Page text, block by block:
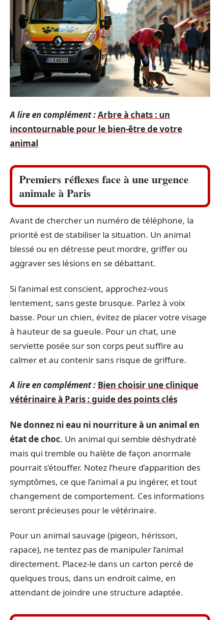
A lire en complément :Arbre à chats : un
incontournable pour le bien-être de votre
animal
Premiers réflexes face à une urgence
animale à Paris
Avant de chercher un numéro de téléphone, la
priorité est de stabiliser la situation. Un animal
blessé ou en détresse peut mordre, griffer ou
aggraver ses lésions en se débattant.
Si l’animal est conscient, approchez-vous
lentement, sans geste brusque. Parlez à voix
basse. Pour un chien, évitez de placer votre visage
à hauteur de sa gueule. Pour un chat, une
serviette posée sur son corps peut suffire au
calmer et au contenir sans risque de griffure.
A lire en complément : Bien choisir une clinique
vétérinaire à Paris : guide des points clés
Ne donnez ni eau ni nourriture à un animal en
état de choc. Un animal qui semble déshydraté
mais qui tremble ou halète de façon anormale
pourrait s’étouffer. Notez l’heure d’apparition des
symptômes, ce que l’animal a pu ingérer, et tout
changement de comportement. Ces informations
seront précieuses pour le vétérinaire.
Pour un animal sauvage (pigeon, hérisson,
rapace), ne tentez pas de manipuler l’animal
directement. Placez-le dans un carton percé de
quelques trous, dans un endroit calme, en
attendant de joindre une structure adaptée.